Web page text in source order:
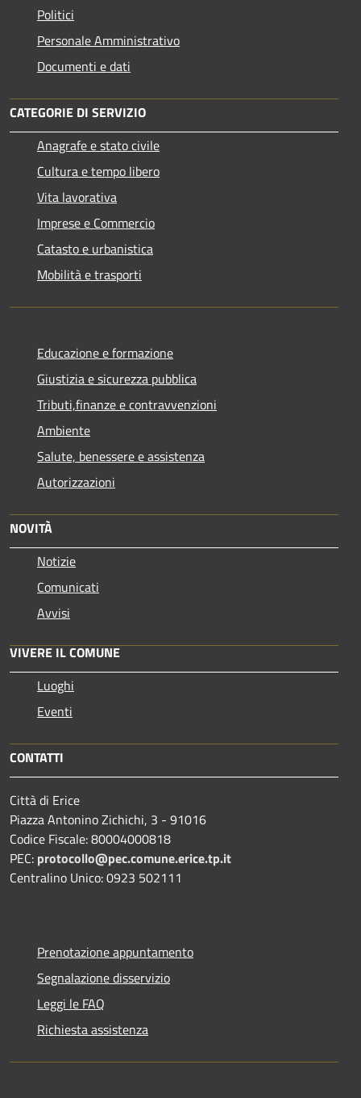
Politici
Personale Amministrativo
Documenti e dati
CATEGORIE DI SERVIZIO
Anagrafe e stato civile
Cultura e tempo libero
Vita lavorativa
Imprese e Commercio
Catasto e urbanistica
Mobilità e trasporti
Educazione e formazione
Giustizia e sicurezza pubblica
Tributi,finanze e contravvenzioni
Ambiente
Salute, benessere e assistenza
Autorizzazioni
NOVITÀ
Notizie
Comunicati
Avvisi
VIVERE IL COMUNE
Luoghi
Eventi
CONTATTI
Città di Erice
Piazza Antonino Zichichi, 3 - 91016
Codice Fiscale: 80004000818
PEC: protocollo@pec.comune.erice.tp.it
Centralino Unico: 0923 502111
Prenotazione appuntamento
Segnalazione disservizio
Leggi le FAQ
Richiesta assistenza